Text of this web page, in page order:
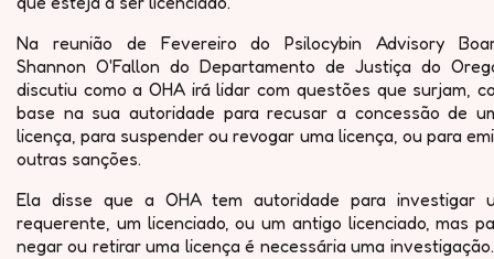
Na reunião de Fevereiro do Psilocybin Advisory
Shannon O'Fallon do Departamento de Justiça do
discutiu como a OHA irá lidar com questões que surjam,
base na sua autoridade para recusar a concessão de
licença, para suspender ou revogar uma licença, ou para
outras sanções.
Ela disse que a OHA tem autoridade para investigar
requerente, um licenciado, ou um antigo licenciado, mas
negar ou retirar uma licença é necessária uma